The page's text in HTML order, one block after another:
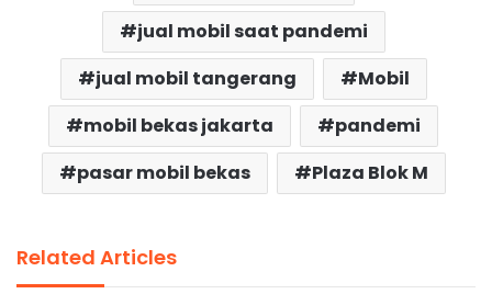
jual mobil saat pandemi
jual mobil tangerang
Mobil
mobil bekas jakarta
pandemi
pasar mobil bekas
Plaza Blok M
Related Articles